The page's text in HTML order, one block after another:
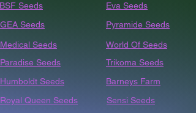
BSF Seeds
GEA Seeds
Medical Seeds
Paradise Seeds
Humboldt Seeds
Royal Queen Seeds
Eva Seeds
Pyramide Seeds
World Of Seeds
Trikoma Seeds
Barneys Farm
Sensi Seeds